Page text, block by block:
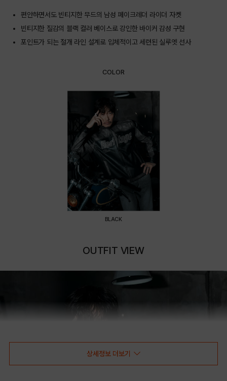
편안하면서도 빈티지한 무드의 남성 페이크레더 라이더 자켓
빈티지한 질감의 블랙 컬러 베이스로 강인한 바이커 감성 구현
포인트가 되는 절개 라인 설계로 입체적이고 세련된 실루엣 선사
COLOR
BLACK
OUTFIT VIEW
상세정보 더보기